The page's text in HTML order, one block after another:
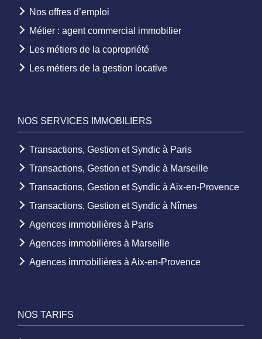
Nos offres d’emploi
Métier : agent commercial immobilier
Les métiers de la copropriété
Les métiers de la gestion locative
NOS SERVICES IMMOBILIERS
Transactions, Gestion et Syndic à Paris
Transactions, Gestion et Syndic à Marseille
Transactions, Gestion et Syndic à Aix-en-Provence
Transactions, Gestion et Syndic à Nîmes
Agences immobilières à Paris
Agences immobilières à Marseille
Agences immobilières à Aix-en-Provence
NOS TARIFS